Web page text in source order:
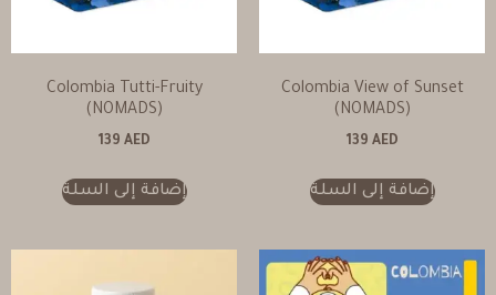
Colombia View of Sunset
(NOMADS)
139 AED
إضافة إلى السلة
Colombia Tutti-Fruity
(NOMADS)
139 AED
إضافة إلى السلة